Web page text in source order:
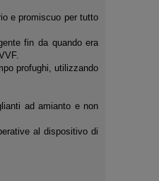
e promiscuo per tutto
fin da quando era
profughi, utilizzando
ad amianto e non
al dispositivo di